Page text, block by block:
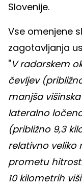
Slovenije.
Vse omenjene
zagotavljanja
"V radarskem
čevljev
manjša
lateralno
(približno 9,3
relativno veliko
prometu
10 kilometrih